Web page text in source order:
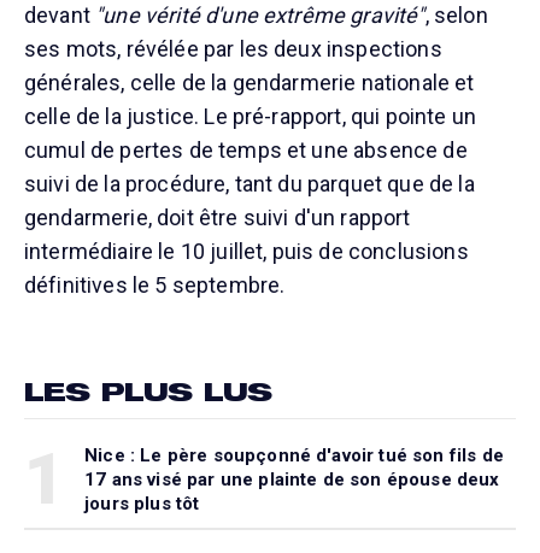
devant "une vérité d'une extrême gravité", selon
ses mots, révélée par les deux inspections
générales, celle de la gendarmerie nationale et
celle de la justice. Le pré-rapport, qui pointe un
cumul de pertes de temps et une absence de
suivi de la procédure, tant du parquet que de la
gendarmerie, doit être suivi d'un rapport
intermédiaire le 10 juillet, puis de conclusions
définitives le 5 septembre.
LES PLUS LUS
Nice : Le père soupçonné d'avoir tué son fils de
17 ans visé par une plainte de son épouse deux
jours plus tôt